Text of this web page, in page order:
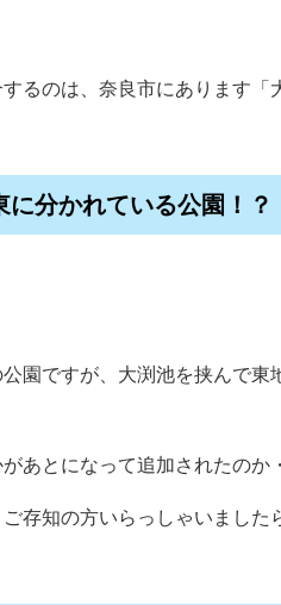
るのは、奈良市にあります「
に分かれている公園！？
園ですが、大渕池を挟んで東
があとになって追加されたの
存知の方いらっしゃいました